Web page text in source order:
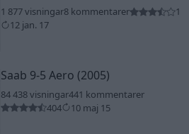
1 877 visningar8 kommentarer
1
12 jan. 17
Saab 9-5 Aero (2005)
84 438 visningar441 kommentarer
404
10 maj 15